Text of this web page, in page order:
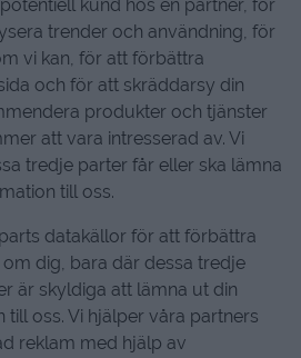
kund hos en partner, för
trender och användning, för
vi kan, för att förbättra
och för att skräddarsy din
produkter och tjänster
att vara intresserad av. Vi
tredje parter får eller ska lämna
till oss.
datakällor för att förbättra
dig, bara där dessa tredje
är skyldiga att lämna ut din
oss. Vi hjälper våra partners
reklam med hjälp av